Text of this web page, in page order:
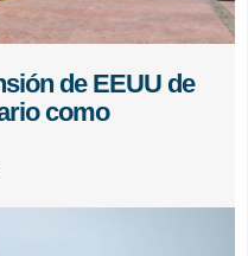
de EEUU de
como